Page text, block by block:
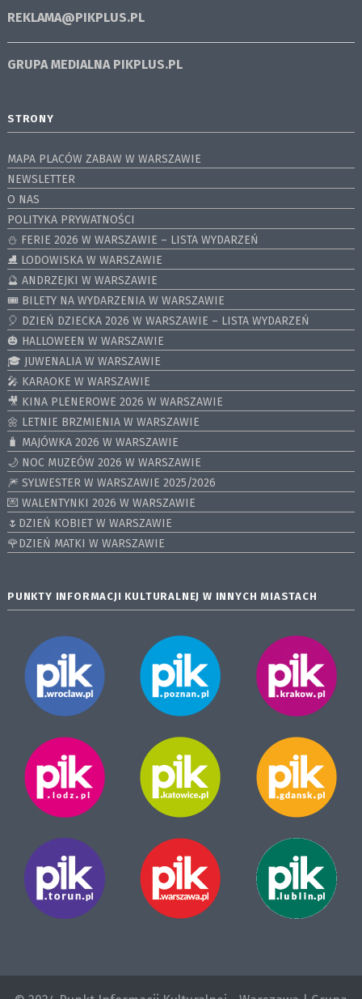
REKLAMA@PIKPLUS.PL
GRUPA MEDIALNA PIKPLUS.PL
STRONY
MAPA PLACÓW ZABAW W WARSZAWIE
NEWSLETTER
O NAS
POLITYKA PRYWATNOŚCI
⛄️ FERIE 2026 W WARSZAWIE – LISTA WYDARZEŃ
⛸ LODOWISKA W WARSZAWIE
🔮 ANDRZEJKI W WARSZAWIE
🎟️ BILETY NA WYDARZENIA W WARSZAWIE
🎈 DZIEŃ DZIECKA 2026 W WARSZAWIE – LISTA WYDARZEŃ
🎃 HALLOWEEN W WARSZAWIE
🎓 JUWENALIA W WARSZAWIE
🎤 KARAOKE W WARSZAWIE
🎥 KINA PLENEROWE 2026 W WARSZAWIE
🌼 LETNIE BRZMIENIA W WARSZAWIE
🧳 MAJÓWKA 2026 W WARSZAWIE
🌙 NOC MUZEÓW 2026 W WARSZAWIE
🎆 SYLWESTER W WARSZAWIE 2025/2026
💌 WALENTYNKI 2026 W WARSZAWIE
🌷DZIEŃ KOBIET W WARSZAWIE
🌹DZIEŃ MATKI W WARSZAWIE
PUNKTY INFORMACJI KULTURALNEJ W INNYCH MIASTACH